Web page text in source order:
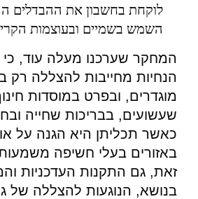
לוקחת בחשבון את ההבדלים
השמש בשמיים ובעוצמות
המחקר שערכנו מעלה עוד,
הנחיות מחייבות להצללה רק
מוגדרים, ובפרט במוסדות
שעשועים, בבריכות שחייה
כאשר תכליתן היא הגנה על
באזורים בעלי חשיפה
זאת, גם התקנות העדכניות
בנושא, הנוגעות להצללה של